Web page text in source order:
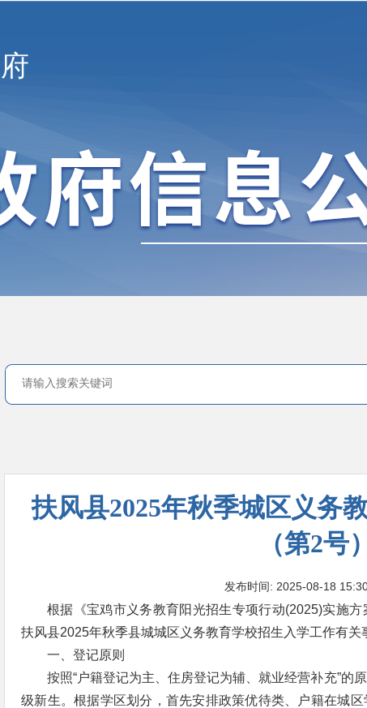
扶风县2025年秋季城区义务
（第2号）
发布时间: 2025-08-18
根据《宝鸡市义务教育阳光招生专项行动(2025)实施
扶风县2025年秋季县城城区义务教育学校招生入学工作有关
一、登记原则
按照“户籍登记为主、住房登记为辅、就业经营补充”的
级新生。根据学区划分，首先安排政策优待类、户籍在城